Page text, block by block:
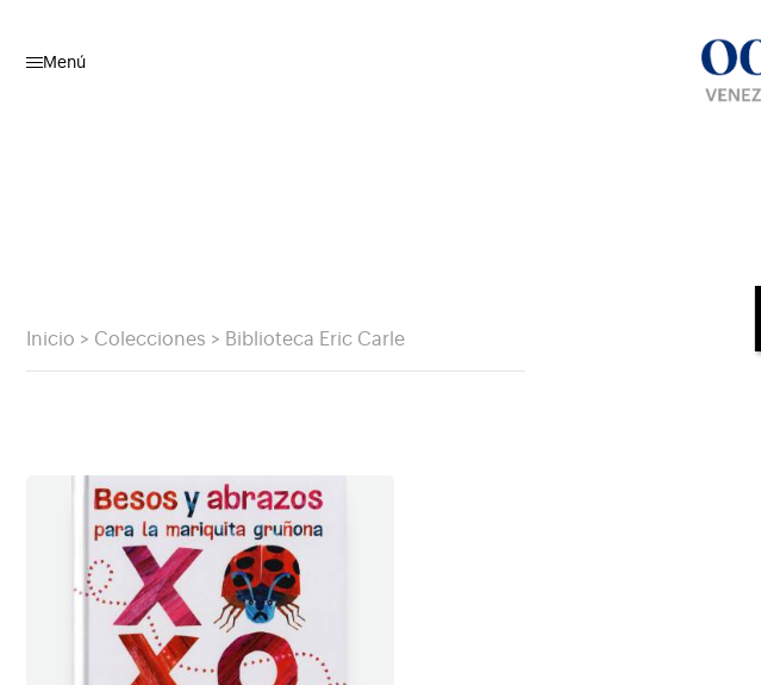
Menú
Inicio > Colecciones > Biblioteca Eric Carle